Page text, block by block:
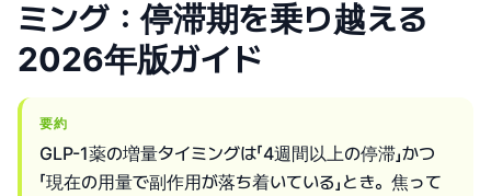
ミング：停滞期を乗り越える
2026年版ガイド
要約
GLP-1薬の増量タイミングは「4週間以上の停滞」かつ
「現在の用量で副作用が落ち着いている」とき。焦って